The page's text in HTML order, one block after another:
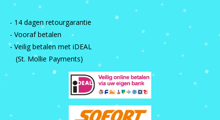
- 14 dagen retourgarantie
- Vooraf betalen
- Veilig betalen met iDEAL
(St. Mollie Payments)